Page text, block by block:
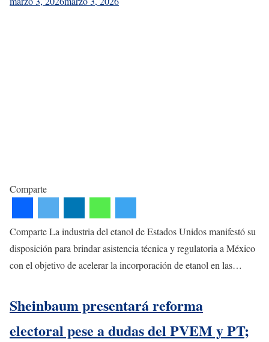
Comparte
Comparte La industria del etanol de Estados Unidos manifestó su
disposición para brindar asistencia técnica y regulatoria a México
con el objetivo de acelerar la incorporación de etanol en las…
Sheinbaum presentará reforma
electoral pese a dudas del PVEM y PT;